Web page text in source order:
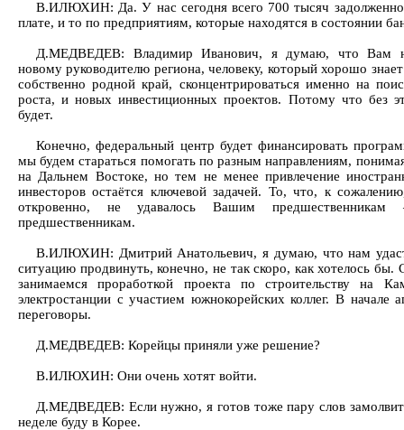
В.ИЛЮХИН: Да. У нас сегодня всего 700 тысяч
плате, и то по предприятиям, которые находятся в состоянии
Д.МЕДВЕДЕВ: Владимир Иванович, я думаю, что Вам
новому руководителю региона, человеку, который хорошо
собственно родной край, сконцентрироваться именно на
роста, и новых инвестиционных проектов. Потому что без
будет.
Конечно, федеральный центр будет финансировать
мы будем стараться помогать по разным направлениям,
на Дальнем Востоке, но тем не менее привлечение
инвесторов остаётся ключевой задачей. То, что, к
откровенно, не удавалось Вашим
предшественникам.
В.ИЛЮХИН: Дмитрий Анатольевич, я думаю, что нам
ситуацию продвинуть, конечно, не так скоро, как хотелось бы.
занимаемся проработкой проекта по строительству на
электростанции с участием южнокорейских коллег. В начале
переговоры.
Д.МЕДВЕДЕВ: Корейцы приняли уже решение?
В.ИЛЮХИН: Они очень хотят войти.
Д.МЕДВЕДЕВ: Если нужно, я готов тоже пару слов
неделе буду в Корее.